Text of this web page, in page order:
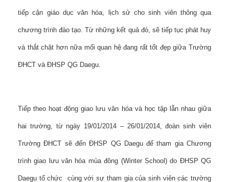
tiếp cận giáo dục văn hóa, lịch sử cho sinh viên thông qua
chương trình đào tạo. Từ những kết quả đó, sẽ tiếp tục phát huy
và thắt chặt hơn nữa mối quan hệ đang rất tốt đẹp giữa Trường
ĐHCT và ĐHSP QG Daegu.
Tiếp theo hoạt động giao lưu văn hóa và học tập lẫn nhau giữa
hai trường, từ ngày 19/01/2014 – 26/01/2014, đoàn sinh viên
Trường ĐHCT sẽ đến ĐHSP QG Daegu để tham gia Chương
trình giao lưu văn hóa mùa đông (Winter School) do ĐHSP QG
Daegu tổ chức cùng với sự tham gia của sinh viên các trường